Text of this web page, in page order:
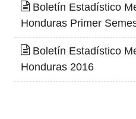
Boletín Estadístico
Honduras Primer
Boletín Estadístico
Honduras 2016